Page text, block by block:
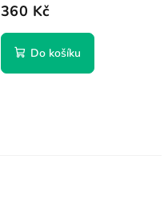
360 Kč
Do košíku